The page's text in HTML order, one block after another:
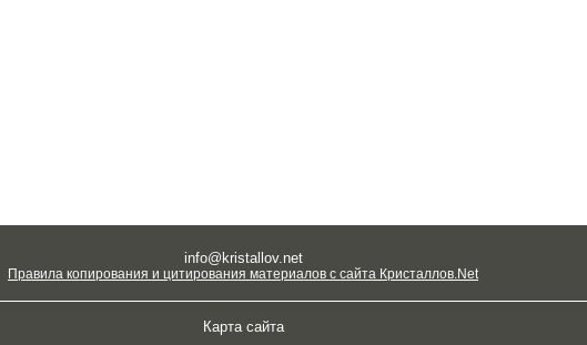
info@kristallov.net
Правила копирования и цитирования материалов с сайта Кристаллов.Net
Карта сайта